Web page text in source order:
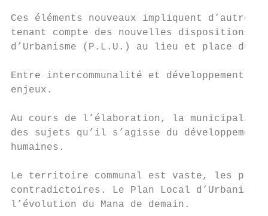
Ces éléments nouveaux impliquent
tenant compte des nouvelles dispositions
d’Urbanisme (P.L.U.) au lieu et place du
Entre intercommunalité et développement
enjeux.
Au cours de l’élaboration, la municipalité
des sujets qu’il s’agisse du
humaines.
Le territoire communal est vaste, les
contradictoires. Le Plan Local
l’évolution du Mana de demain.